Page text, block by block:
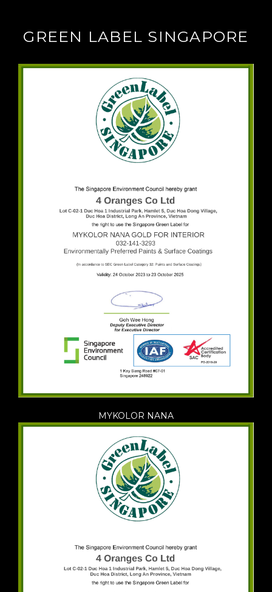
GREEN LABEL SINGAPORE
MYKOLOR NANA